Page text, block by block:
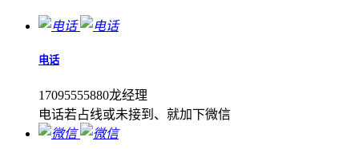
电话
17095555880龙经理
电话若占线或未接到、就加下微信